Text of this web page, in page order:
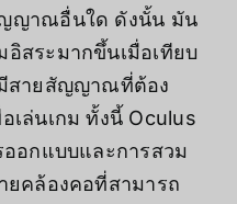
ญาณอื่นใด ดังนั้น มัน
สระมากขึ้นเมื่อเทียบ
สายสัญญาณที่ต้อง
เล่นเกมทั้งนี้ Oculus
อกแบบและการสวม
ยคล้องคอที่สามารถ